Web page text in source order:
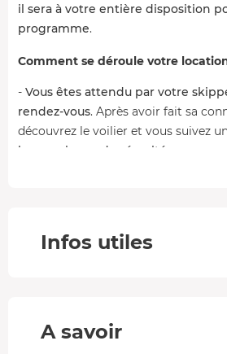
il sera à votre entière disposition
programme.
Comment se déroule votre
- Vous êtes attendu par votre
rendez-vous. Après avoir fait sa
découvrez le voilier et vous suivez
les consignes de sécurité
inculquer les manœuvres de base et
Infos utiles
A savoir